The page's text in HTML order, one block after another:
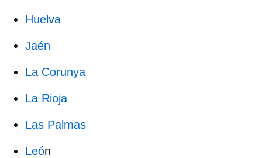
Huelva
Jaén
La Corunya
La Rioja
Las Palmas
León